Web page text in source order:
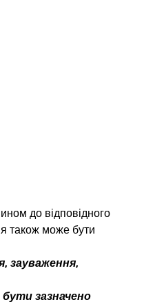
до відповідного
також може бути
зауваження,
зазначено